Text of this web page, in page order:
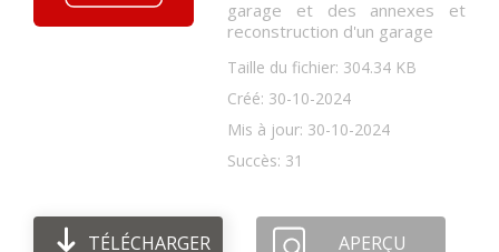
garage et des annexes et
reconstruction d'un garage
Taille du fichier: 304.34 KB
Créé: 30-10-2024
Mis à jour: 30-10-2024
Succès: 31
TÉLÉCHARGER APERÇU